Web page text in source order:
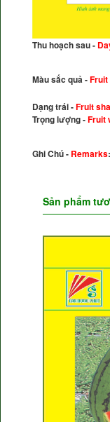
Thu hoạch sau -
Màu sắc quả -
Dạng trái -Fruit
Trọng lượng -Fruit
Ghi Chú - Remarks:
Sản phẩm